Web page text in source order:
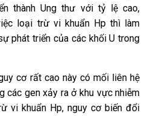
thành Ung thư với tỷ lệ cao,
loại trừ vi khuẩn Hp thì làm
phát triển của các khối U trong
cơ rất cao này có mối liên hệ
các gen xảy ra ở khu vực nhiễm
vi khuẩn Hp, nguy cơ biến đổi